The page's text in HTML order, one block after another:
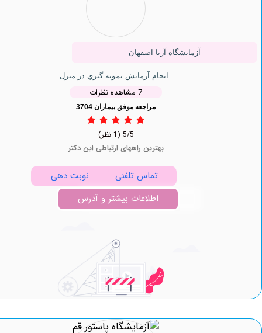
آزمایشگاه آریا اصفهان
انجام آزمایش نمونه گيري در منزل
مراجعه موفق بیماران 3704
بهترین راههای ارتباطی این دکتر
تماس تلفنی
نوبت دهی
اطلاعات بیشتر و آدرس